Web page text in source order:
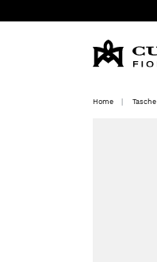
Home Tasche